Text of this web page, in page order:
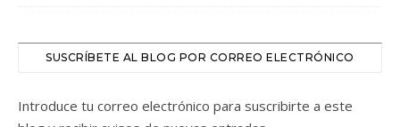
SUSCRÍBETE AL BLOG POR CORREO ELECTRÓNICO
Introduce tu correo electrónico para suscribirte a este